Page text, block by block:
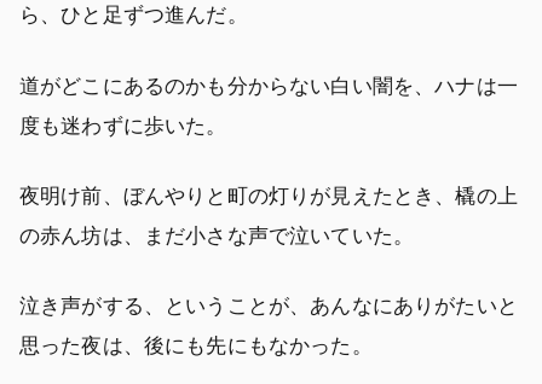
ら、ひと足ずつ進んだ。
道がどこにあるのかも分からない白い闇を、ハナは一
度も迷わずに歩いた。
夜明け前、ぼんやりと町の灯りが見えたとき、橇の上
の赤ん坊は、まだ小さな声で泣いていた。
泣き声がする、ということが、あんなにありがたいと
思った夜は、後にも先にもなかった。